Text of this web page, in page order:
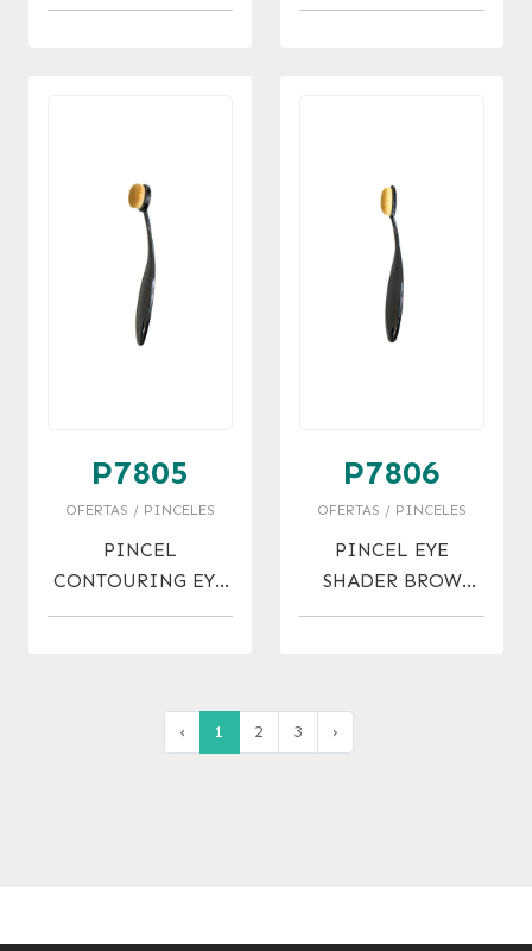
COMPACT POWDER
BLUSH BRUSH
P7805
OFERTAS / PINCELES
PINCEL
CONTOURING EYE
SHADER BRUSH
P7806
OFERTAS / PINCELES
PINCEL EYE
SHADER BROW
BRUSH OFERTA!
‹ 1 2 3 ›